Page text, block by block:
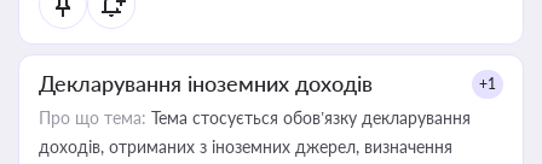
Декларування іноземних доходів +1
Про що тема: Тема стосується обов’язку декларування
доходів, отриманих з іноземних джерел, визначення